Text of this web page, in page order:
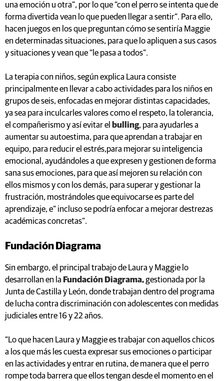
una emoción u otra”, por lo que “con el perro se intenta que de
forma divertida vean lo que pueden llegar a sentir”. Para ello,
hacen juegos en los que preguntan cómo se sentiría Maggie
en determinadas situaciones, para que lo apliquen a sus casos
y situaciones y vean que “le pasa a todos”.
La terapia con niños, según explica Laura consiste
principalmente en llevar a cabo actividades para los niños en
grupos de seis, enfocadas en mejorar distintas capacidades,
ya sea para inculcarles valores como el respeto, la tolerancia,
el compañerismo y así evitar el bulling, para ayudarles a
aumentar su autoestima, para que aprendan a trabajar en
equipo, para reducir el estrés,para mejorar su inteligencia
emocional, ayudándoles a que expresen y gestionen de forma
sana sus emociones, para que así mejoren su relación con
ellos mismos y con los demás, para superar y gestionar la
frustración, mostrándoles que equivocarse es parte del
aprendizaje, e” incluso se podría enfocar a mejorar destrezas
académicas concretas”.
Fundación Diagrama
Sin embargo, el principal trabajo de Laura y Maggie lo
desarrollan en la Fundación Diagrama, gestionada por la
Junta de Castilla y León, donde trabajan dentro del programa
de lucha contra discriminación con adolescentes con medidas
judiciales entre 16 y 22 años.
“Lo que hacen Laura y Maggie es trabajar con aquellos chicos
a los que más les cuesta expresar sus emociones o participar
en las actividades y entrar en rutina, de manera que el perro
rompe toda barrera que ellos tengan desde el momento en el